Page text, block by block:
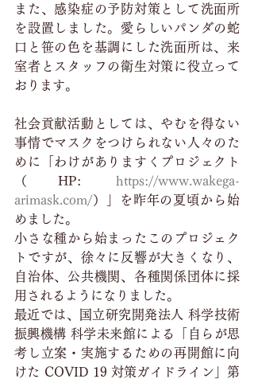
また、感染症の予防対策として洗面所
を設置しました。愛らしいパンダの蛇
口と笹の色を基調にした洗面所は、来
室者とスタッフの衛生対策に役立って
おります。
社会貢献活動としては、やむを得ない
事情でマスクをつけられない人々のた
めに「わけがありますくプロジェクト
（HP: https://www.wakega-
arimask.com/）」を昨年の夏頃から始
めました。
小さな種から始まったこのプロジェク
トですが、徐々に反響が大きくなり、
自治体、公共機関、各種関係団体に採
用されるようになりました。
最近では、国立研究開発法人 科学技術
振興機構 科学未来館による「自らが思
考し立案・実施するための再開館に向
けた COVID 19 対策ガイドライン」第